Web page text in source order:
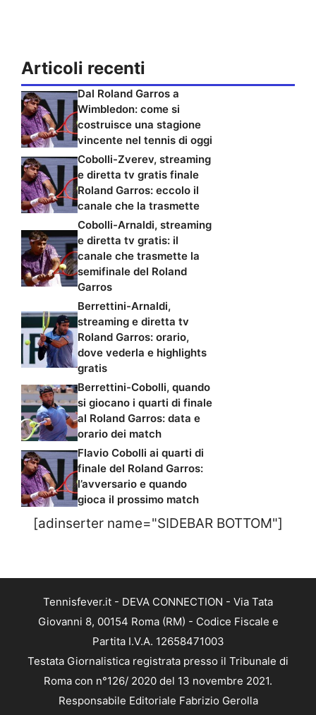
Articoli recenti
Dal Roland Garros a
Wimbledon: come si
costruisce una stagione
vincente nel tennis di oggi
Cobolli-Zverev, streaming
e diretta tv gratis finale
Roland Garros: eccolo il
canale che la trasmette
Cobolli-Arnaldi, streaming
e diretta tv gratis: il
canale che trasmette la
semifinale del Roland
Garros
Berrettini-Arnaldi,
streaming e diretta tv
Roland Garros: orario,
dove vederla e highlights
gratis
Berrettini-Cobolli, quando
si giocano i quarti di finale
al Roland Garros: data e
orario dei match
Flavio Cobolli ai quarti di
finale del Roland Garros:
l’avversario e quando
gioca il prossimo match
[adinserter name="SIDEBAR BOTTOM"]
Tennisfever.it - DEVA CONNECTION - Via Tata
Giovanni 8, 00154 Roma (RM) - Codice Fiscale e
Partita I.V.A. 12658471003
Testata Giornalistica registrata presso il Tribunale di
Roma con n°126/ 2020 del 13 novembre 2021.
Responsabile Editoriale Fabrizio Gerolla